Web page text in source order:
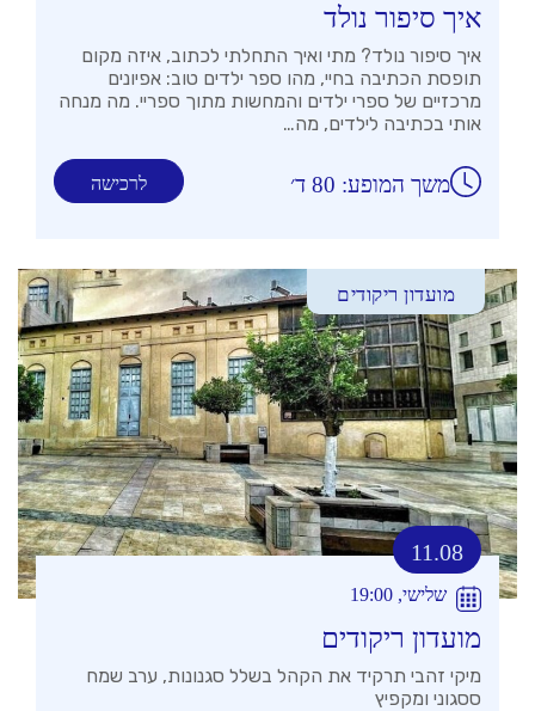
איך סיפור נולד
איך סיפור נולד? מתי ואיך התחלתי לכתוב, איזה מקום
תופסת הכתיבה בחיי, מהו ספר ילדים טוב: אפיונים
מרכזיים של ספרי ילדים והמחשות מתוך ספריי. מה מנחה
אותי בכתיבה לילדים, מה…
לרכישה משך המופע: 80 ד׳
מועדון ריקודים
11.08
שלישי, 19:00
מועדון ריקודים
מיקי זהבי תרקיד את הקהל בשלל סגנונות, ערב שמח
ססגוני ומקפיץ